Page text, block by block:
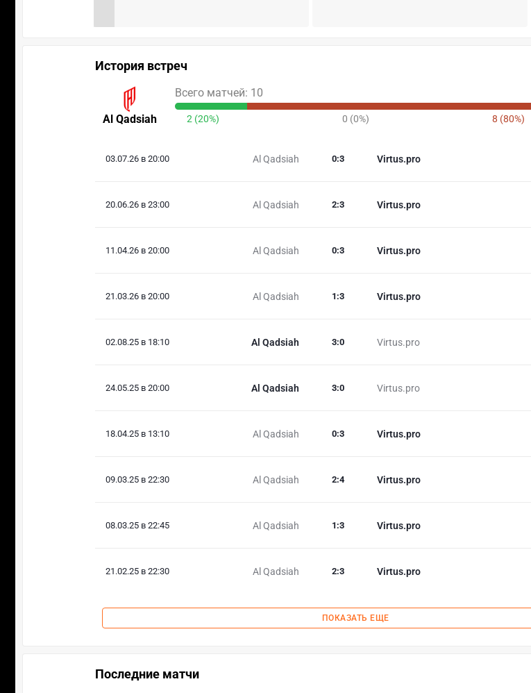
История встреч
Al Qadsiah
Всего матчей: 10
2 (20%) 0 (0%) 8 (80%)
03.07.26 в 20:00 Al Qadsiah Virtus.pro
0:3
20.06.26 в 23:00 Al Qadsiah Virtus.pro
2:3
11.04.26 в 20:00 Al Qadsiah Virtus.pro
0:3
21.03.26 в 20:00 Al Qadsiah Virtus.pro
1 :3
02.08.25 в 18:10 Al Qadsiah Virtus.pro
3:0
24.05.25 в 20:00 Al Qadsiah Virtus.pro
3:0
18.04.25 в 13:10 Al Qadsiah Virtus.pro
0:3
09.03.25 в 22:30 Al Qadsiah Virtus.pro
2:4
08.03.25 в 22:45 Al Qadsiah Virtus.pro
1 :3
21.02.25 в 22:30 Al Qadsiah Virtus.pro
2:3
ПОКАЗАТЬ ЕЩЕ
Последние матчи